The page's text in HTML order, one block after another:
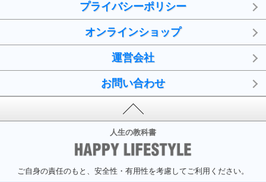
プライバシーポリシー
オンラインショップ
運営会社
お問い合わせ
人生の教科書
ご自身の責任のもと、安全性・有用性を考慮してご利用ください。